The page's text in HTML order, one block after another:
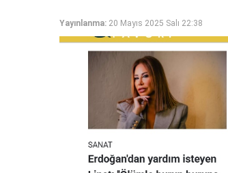
Yayınlanma: 20 Mayıs 2025 Salı 22:38